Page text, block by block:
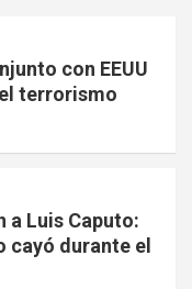
con EEUU
terrorismo
a Luis Caputo:
cayó durante el